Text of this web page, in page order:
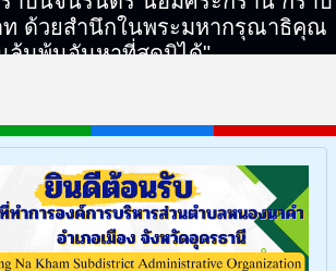
ด้วยสำนึกในพระมหากรุณาธิคุณ
ล้นพ้นอันหาที่สุดมิได้"